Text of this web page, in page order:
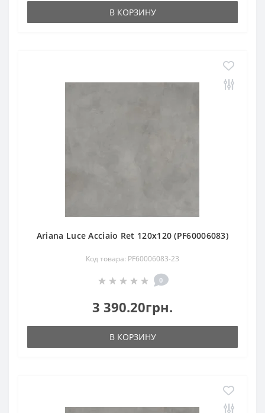
В КОРЗИНУ
Ariana Luce Acciaio Ret 120х120 (PF60006083)
Код товара: PF60006083-23
0
3 390.20грн.
В КОРЗИНУ